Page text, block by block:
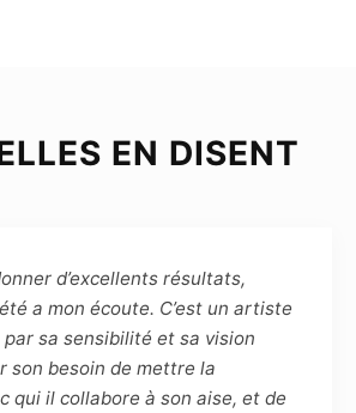
de prise de vue est soit libre,
que chacun s’y prépare.
sera fait
le photographe, sans
EN DISENT
d’excellents résultats,
a mon écoute. C’est un artiste
sa sensibilité et sa vision
son besoin de mettre la
qui il collabore à son aise, et de